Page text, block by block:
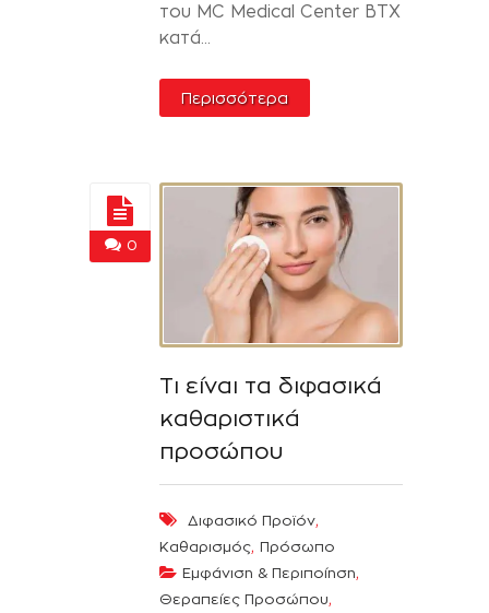
του MC Medical Center BTX
κατά...
Περισσότερα
0
Τι είναι τα διφασικά
καθαριστικά
προσώπου
Διφασικό Προϊόν,
Καθαρισμός, Πρόσωπο
Εμφάνιση & Περιποίηση,
Θεραπείες Προσώπου,